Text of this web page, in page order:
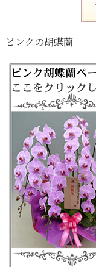
ピンクの胡蝶蘭